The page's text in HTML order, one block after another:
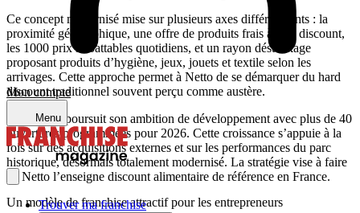
Mon compte
Menu
Trouver ma franchise
Ce concept modernisé mise sur plusieurs axes différenciants : la
proximité géographique, une offre de produits frais à prix discount,
les 1000 prix imbattables quotidiens, et un rayon déstockage
proposant produits d’hygiène, jeux, jouets et textile selon les
arrivages. Cette approche permet à Netto de se démarquer du hard
discount traditionnel souvent perçu comme austère.
L’enseigne poursuit son ambition de développement avec plus de 40
ouvertures programmées pour 2026. Cette croissance s’appuie à la
fois sur des acquisitions externes et sur les performances du parc
historique, désormais totalement modernisé. La stratégie vise à faire
de Netto l’enseigne discount alimentaire de référence en France.
Un modèle de franchise attractif pour les entrepreneurs